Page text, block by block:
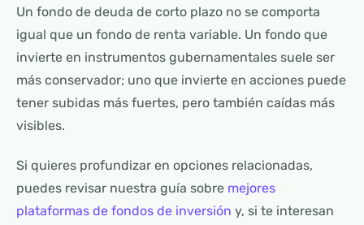
Un fondo de deuda de corto plazo no se comporta
igual que un fondo de renta variable. Un fondo que
invierte en instrumentos gubernamentales suele ser
más conservador; uno que invierte en acciones puede
tener subidas más fuertes, pero también caídas más
visibles.
Si quieres profundizar en opciones relacionadas,
puedes revisar nuestra guía sobre mejores
plataformas de fondos de inversión y, si te interesan